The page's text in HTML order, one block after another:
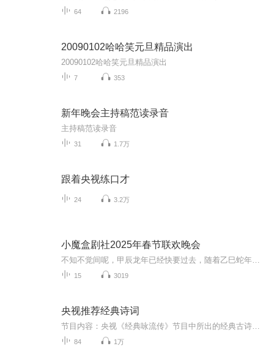
64 2196
20090102哈哈笑元旦精品演出
20090102哈哈笑元旦精品演出
7 353
新年晚会主持稿范读录音
主持稿范读录音
31 1.7万
跟着央视练口才
24 3.2万
小魔盒剧社2025年春节联欢晚会
15 3019
央视推荐经典诗词
84 1万